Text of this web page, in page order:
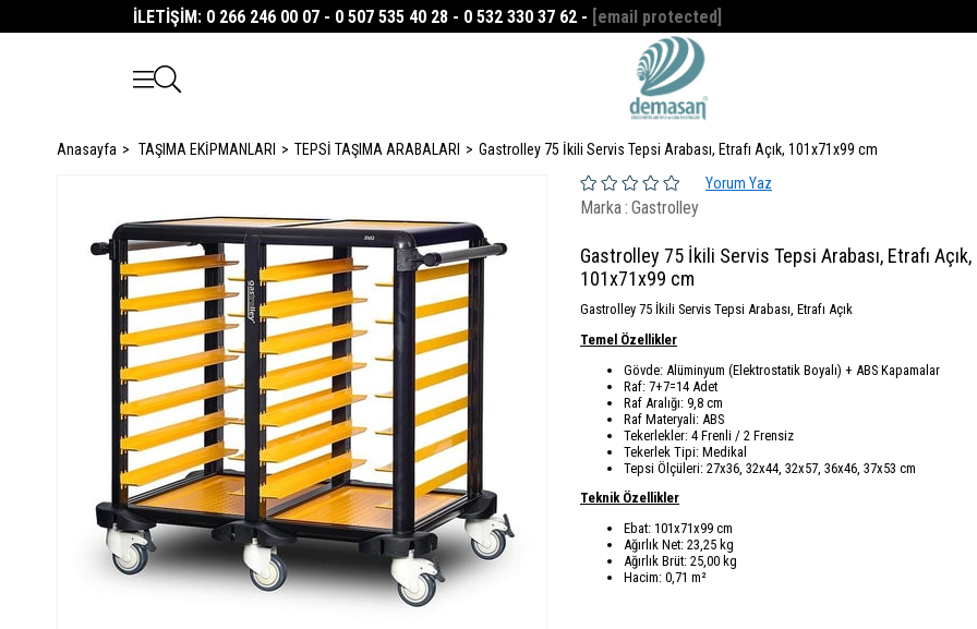
İLETİŞİM: 0 266 246 00 07 - 0 507 535 40 28 - 0 532 330 37 62 - [email protected]
Anasayfa TAŞIMA EKİPMANLARI TEPSİ TAŞIMA ARABALARI Gastrolley 75 İkili Servis Tepsi Arabası, Etrafı Açık, 101x71x99 cm
Yorum Yaz
Marka: Gastrolley
Gastrolley 75 İkili Servis Tepsi Arabası, Etrafı Açık,
101x71x99 cm
Gastrolley 75 İkili Servis Tepsi Arabası, Etrafı Açık
Temel Özellikler
Gövde: Alüminyum (Elektrostatik Boyalı) + ABS Kapamalar
Raf: 7+7=14 Adet
Raf Aralığı: 9,8 cm
Raf Materyali: ABS
Tekerlekler: 4 Frenli / 2 Frensiz
Tekerlek Tipi: Medikal
Tepsi Ölçüleri: 27x36, 32x44, 32x57, 36x46, 37x53 cm
Teknik Özellikler
Ebat: 101x71x99 cm
Ağırlık Net: 23,25 kg
Ağırlık Brüt: 25,00 kg
Hacim: 0,71 m²